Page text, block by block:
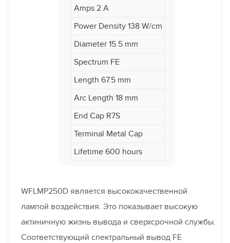
Amps 2 A
Power Density 138 W/cm
Diameter 15.5 mm
Spectrum FE
Length 67.5 mm
Arc Length 18 mm
End Cap R7S
Terminal Metal Cap
Lifetime 600 hours
WFLMP250D является высококачественной
лампой воздействия. Это показывает высокую
актиничную жизнь вывода и сверхсрочной службы.
Соответствующий спектральный вывод FE